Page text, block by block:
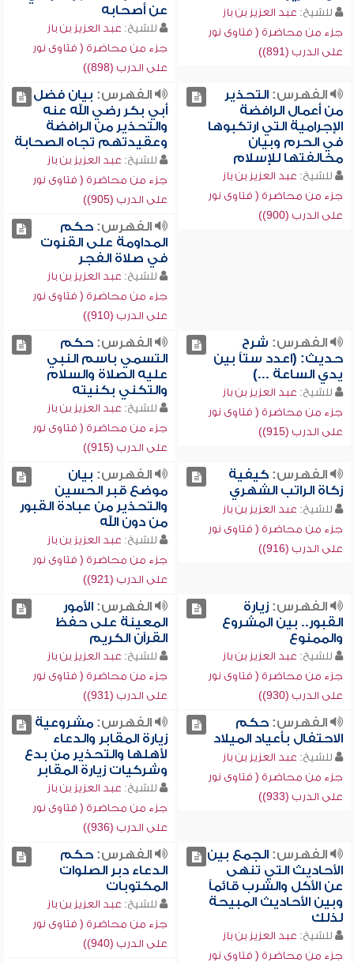
للشيخ: عبد العزيز بن باز
جزء من محاضرة ( فتاوى نور
على الدرب (891))
عن أصحابه
للشيخ: عبد العزيز بن باز
جزء من محاضرة ( فتاوى نور
على الدرب (898))
الفهرس:التحذير
من أعمال الرافضة
الإجرامية التي ارتكبوها
في الحرم وبيان
مخالفتها للإسلام
للشيخ: عبد العزيز بن باز
جزء من محاضرة ( فتاوى نور
على الدرب (900))
الفهرس: بيان فضل
أبي بكر رضي الله عنه
والتحذير من الرافضة
وعقيدتهم تجاه الصحابة
للشيخ: عبد العزيز بن باز
جزء من محاضرة ( فتاوى نور
على الدرب (905))
الفهرس:حكم
المداومة على القنوت
في صلاة الفجر
للشيخ: عبد العزيز بن باز
جزء من محاضرة ( فتاوى نور
على الدرب (910))
الفهرس: شرح
حديث: (اعدد ستاً بين
يدي الساعة ...)
للشيخ: عبد العزيز بن باز
جزء من محاضرة ( فتاوى نور
على الدرب (915))
الفهرس:حكم
التسمي باسم النبي
عليه الصلاة والسلام
والتكني بكنيته
للشيخ: عبد العزيز بن باز
جزء من محاضرة ( فتاوى نور
على الدرب (915))
الفهرس:كيفية
زكاة الراتب الشهري
للشيخ: عبد العزيز بن باز
جزء من محاضرة ( فتاوى نور
على الدرب (916))
الفهرس: بيان
موضع قبر الحسين
والتحذير من عبادة القبور
من دون الله
للشيخ: عبد العزيز بن باز
جزء من محاضرة ( فتاوى نور
على الدرب (921))
الفهرس:زيارة
القبور.. بين المشروع
والممنوع
للشيخ: عبد العزيز بن باز
جزء من محاضرة ( فتاوى نور
على الدرب (930))
الفهرس:الأمور
المعينة على حفظ
القرآن الكريم
للشيخ: عبد العزيز بن باز
جزء من محاضرة ( فتاوى نور
على الدرب (931))
الفهرس:حكم
الاحتفال بأعياد الميلاد
للشيخ: عبد العزيز بن باز
جزء من محاضرة ( فتاوى نور
على الدرب (933))
الفهرس:مشروعية
زيارة المقابر والدعاء
لأهلها والتحذير من بدع
وشركيات زيارة المقابر
للشيخ: عبد العزيز بن باز
جزء من محاضرة ( فتاوى نور
على الدرب (936))
الفهرس:الجمع بين
الأحاديث التي تنهى
عن الأكل والشرب قائماً
وبين الأحاديث المبيحة
لذلك
للشيخ: عبد العزيز بن باز
جزء من محاضرة ( فتاوى نور
الفهرس:حكم
الدعاء دبر الصلوات
المكتوبات
للشيخ: عبد العزيز بن باز
جزء من محاضرة ( فتاوى نور
على الدرب (940))